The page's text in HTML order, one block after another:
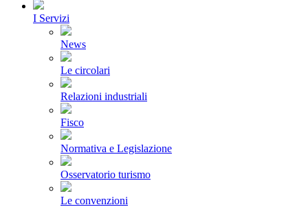
I Servizi
News
Le circolari
Relazioni industriali
Fisco
Normativa e Legislazione
Osservatorio turismo
Le convenzioni